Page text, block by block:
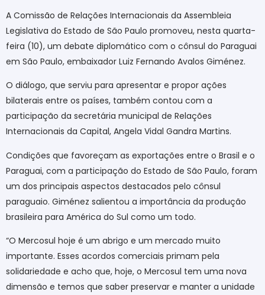
A Comissão de Relações Internacionais da Assembleia
Legislativa do Estado de São Paulo promoveu, nesta quarta-
feira (10), um debate diplomático com o cônsul do Paraguai
em São Paulo, embaixador Luiz Fernando Avalos Giménez.
O diálogo, que serviu para apresentar e propor ações
bilaterais entre os países, também contou com a
participação da secretária municipal de Relações
Internacionais da Capital, Angela Vidal Gandra Martins.
Condições que favoreçam as exportações entre o Brasil e o
Paraguai, com a participação do Estado de São Paulo, foram
um dos principais aspectos destacados pelo cônsul
paraguaio. Giménez salientou a importância da produção
brasileira para América do Sul como um todo.
“O Mercosul hoje é um abrigo e um mercado muito
importante. Esses acordos comerciais primam pela
solidariedade e acho que, hoje, o Mercosul tem uma nova
dimensão e temos que saber preservar e manter a unidade